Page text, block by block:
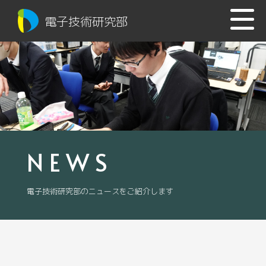
電子技術研究部
NEWS
電子技術研究部のニュースをご紹介します